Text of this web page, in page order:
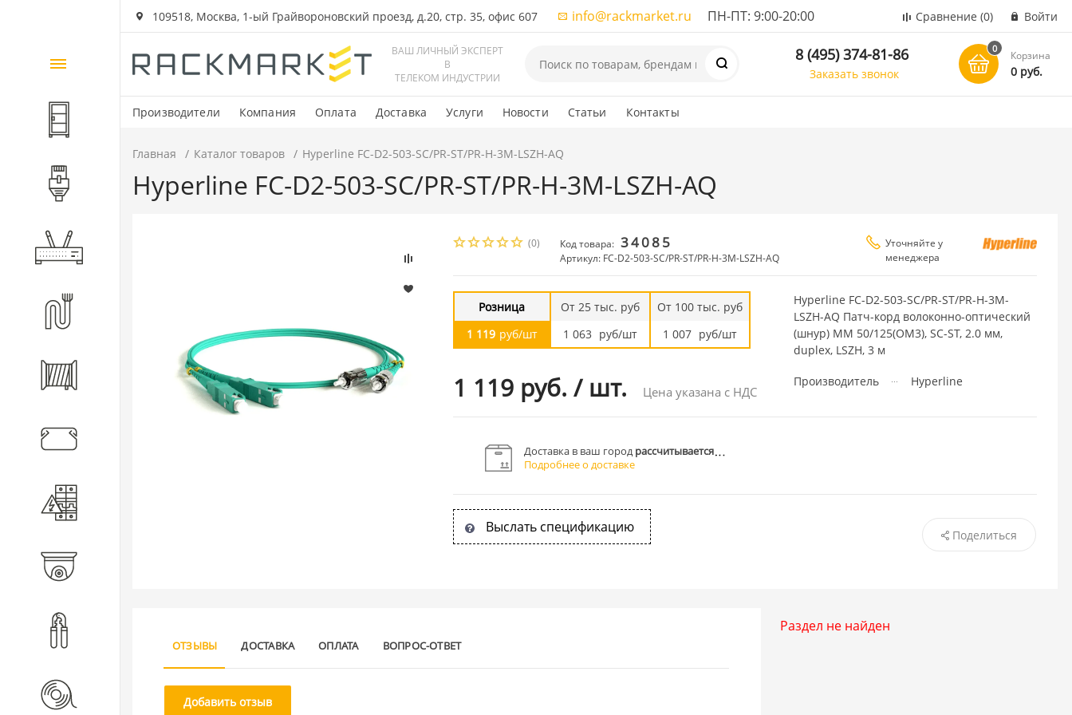
109518, Москва, 1-ый Грайвороновский проезд, д.20, стр. 35, офис 607 info@rackmarket.ru ПН-ПТ: 9:00-20:00 Сравнение (0) Войти
ВАШ ЛИЧНЫЙ ЭКСПЕРТ
В
ТЕЛЕКОМ ИНДУСТРИИ
8 (495) 374-81-86
Заказать звонок
0
Корзина
0 руб.
Производители Компания Оплата Доставка Услуги Новости Статьи Контакты
Каталог
товаров
Шкафы и стойки
Компоненты СКС
Расходные материалы
Главная Каталог товаров Hyperline FC-D2-503-SC/PR-ST/PR-H-3M-LSZH-AQ
Hyperline FC-D2-503-SC/PR-ST/PR-H-3M-LSZH-AQ
(0) Код товара: 34085
Артикул: FC-D2-503-SC/PR-ST/PR-H-3M-LSZH-AQ
Уточняйте у
менеджера
Розница
1 119 руб/шт
От 25 тыс. руб
1 063 руб/шт
От 100 тыс. руб
1 007 руб/шт
1 119 руб. / шт. Цена указана с НДС
Hyperline FC-D2-503-SC/PR-ST/PR-H-3M-
LSZH-AQ Патч-корд волоконно-оптический
(шнур) MM 50/125(OM3), SC-ST, 2.0 мм,
duplex, LSZH, 3 м
Производитель Hyperline
Доставка в ваш городрассчитывается
Подробнее о доставке
Выслать спецификацию Поделиться
ОТЗЫВЫ ДОСТАВКА ОПЛАТА ВОПРОС-ОТВЕТ
Добавить отзыв
Раздел не найден